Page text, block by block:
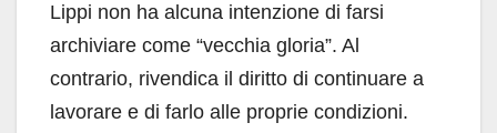
Lippi non ha alcuna intenzione di farsi
archiviare come “vecchia gloria”. Al
contrario, rivendica il diritto di continuare a
lavorare e di farlo alle proprie condizioni.